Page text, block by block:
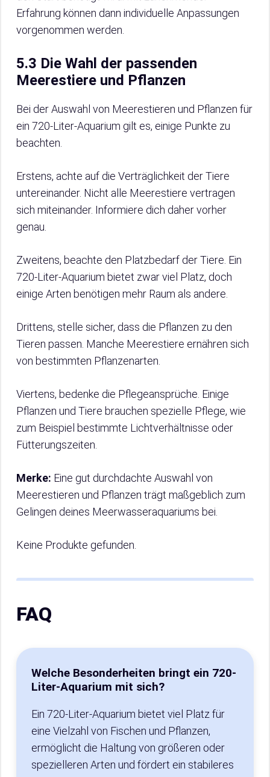
Erfahrung können dann individuelle Anpassungen
vorgenommen werden.
5.3 Die Wahl der passenden
Meerestiere und Pflanzen
Bei der Auswahl von Meerestieren und Pflanzen für
ein 720-Liter-Aquarium gilt es, einige Punkte zu
beachten.
Erstens, achte auf die Verträglichkeit der Tiere
untereinander. Nicht alle Meerestiere vertragen
sich miteinander. Informiere dich daher vorher
genau.
Zweitens, beachte den Platzbedarf der Tiere. Ein
720-Liter-Aquarium bietet zwar viel Platz, doch
einige Arten benötigen mehr Raum als andere.
Drittens, stelle sicher, dass die Pflanzen zu den
Tieren passen. Manche Meerestiere ernähren sich
von bestimmten Pflanzenarten.
Viertens, bedenke die Pflegeansprüche. Einige
Pflanzen und Tiere brauchen spezielle Pflege, wie
zum Beispiel bestimmte Lichtverhältnisse oder
Fütterungszeiten.
Merke: Eine gut durchdachte Auswahl von
Meerestieren und Pflanzen trägt maßgeblich zum
Gelingen deines Meerwasseraquariums bei.
Keine Produkte gefunden.
FAQ
Welche Besonderheiten bringt ein 720-
Liter-Aquarium mit sich?
Ein 720-Liter-Aquarium bietet viel Platz für
eine Vielzahl von Fischen und Pflanzen,
ermöglicht die Haltung von größeren oder
spezielleren Arten und fördert ein stabileres